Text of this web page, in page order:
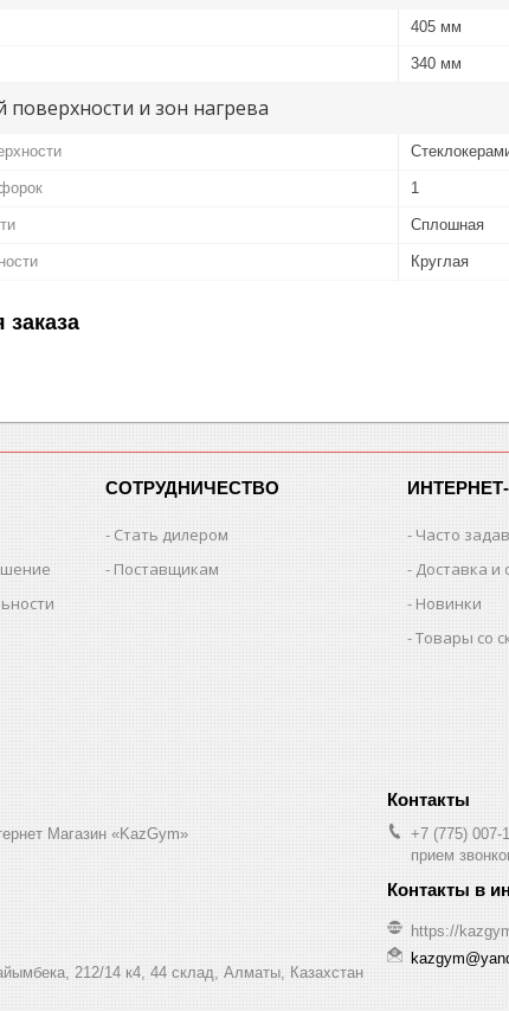
405 мм
340 мм
поверхности и зон нагрева
1
Сплошная
Круглая
СОТРУДНИЧЕСТВО
Стать дилером
Поставщикам
Часто
Доставка и
Новинки
Товары со
Магазин «KazGym»
212/14 к4, 44 склад, Алматы, Казахстан
+7 (775) 007-
прием
https://